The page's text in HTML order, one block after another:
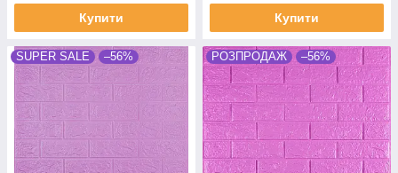
Купити Купити
SUPER SALE –56% РОЗПРОДАЖ –56%